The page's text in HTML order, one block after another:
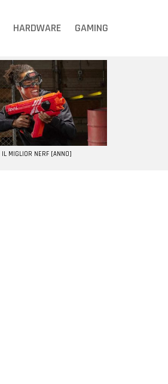
HARDWARE GAMING
IL MIGLIOR NERF [ANNO]